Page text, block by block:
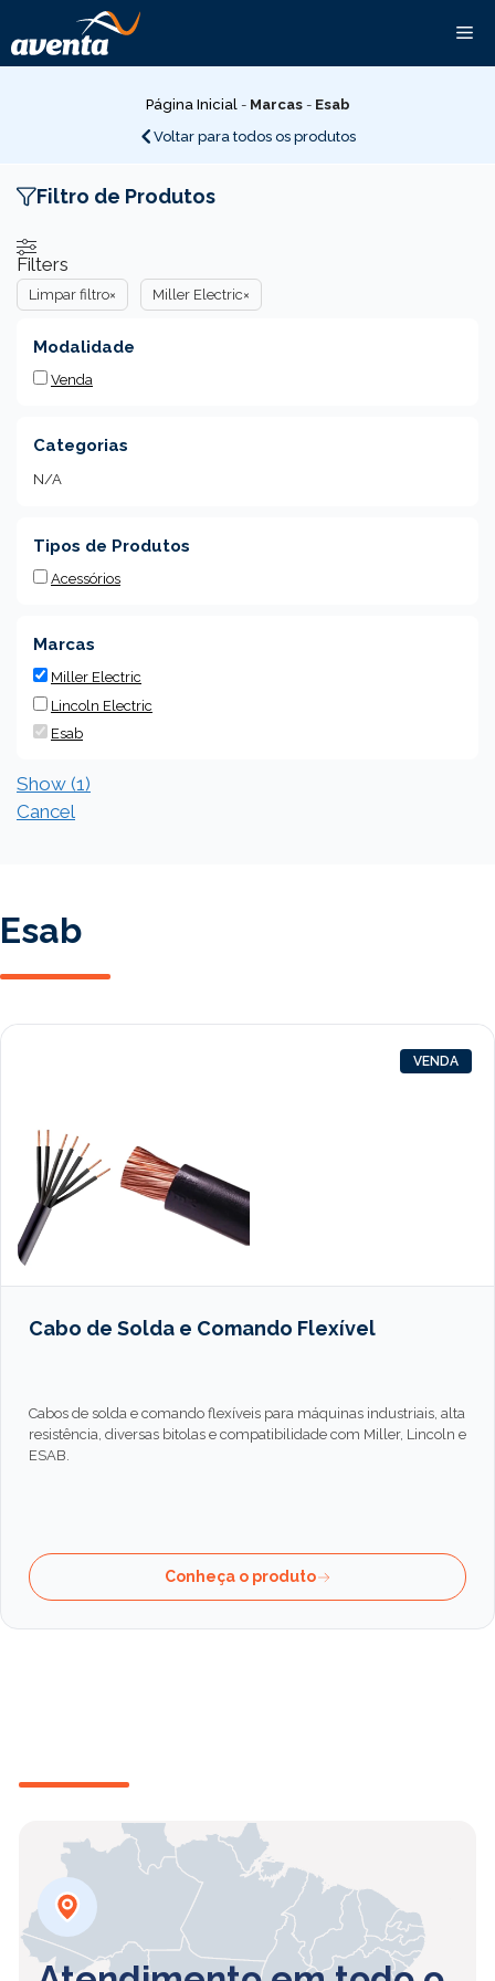
para
o
Página Inicial- Marcas- Esab
Voltar para todos os produtos
Esab
VENDA
Cabo de Solda e Comando Flexível
Cabos de solda e comando flexíveis para máquinas industriais, alta
resistência, diversas bitolas e compatibilidade com Miller, Lincoln e
ESAB.
Conheça o produto
Filtro de Produtos
Filters
Limpar filtro× Miller Electric×
Modalidade
Venda
Categorias
N/A
Tipos de Produtos
Acessórios
Marcas
Miller Electric
Lincoln Electric
Esab
Show (1)
Cancel